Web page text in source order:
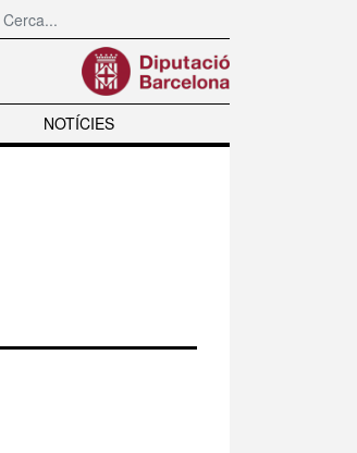
Cerca completa
NOTÍCIES